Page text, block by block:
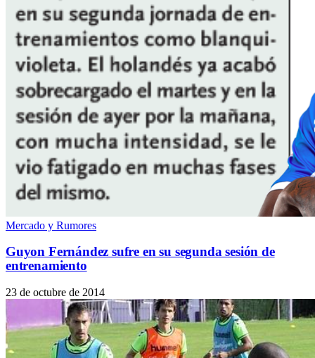
Mercado y Rumores
Guyon Fernández sufre en su segunda sesión de
entrenamiento
23 de octubre de 2014